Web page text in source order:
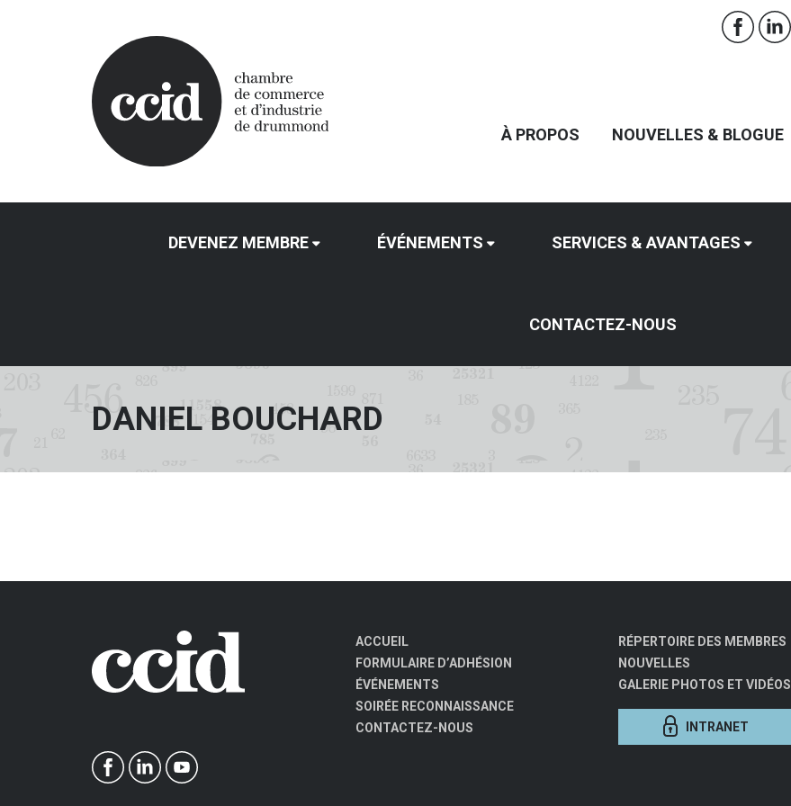
À PROPOS NOUVELLES & BLOGUE
DEVENEZ MEMBRE ÉVÉNEMENTS SERVICES & AVANTAGES
CONTACTEZ-NOUS
DANIEL BOUCHARD
ACCUEIL
FORMULAIRE D’ADHÉSION
ÉVÉNEMENTS
SOIRÉE RECONNAISSANCE
CONTACTEZ-NOUS
RÉPERTOIRE DES MEMBRES
NOUVELLES
GALERIE PHOTOS ET VIDÉOS
INTRANET